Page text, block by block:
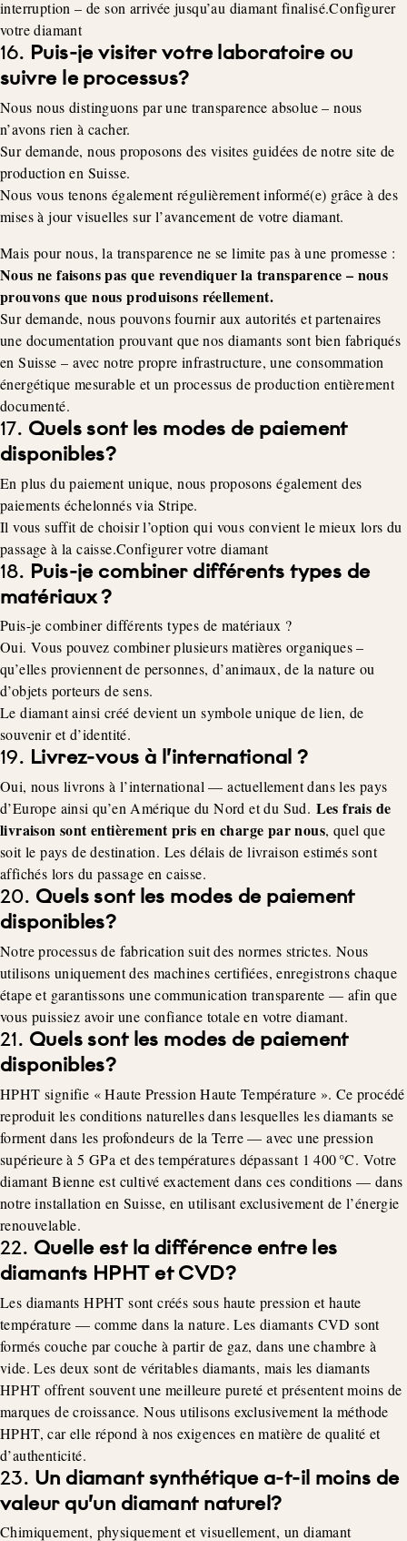
interruption – de son arrivée jusqu’au diamant finalisé.Configurer
votre diamant
16. Puis-je visiter votre laboratoire ou
suivre le processus?
Nous nous distinguons par une transparence absolue – nous
n’avons rien à cacher.
Sur demande, nous proposons des visites guidées de notre site de
production en Suisse.
Nous vous tenons également régulièrement informé(e) grâce à des
mises à jour visuelles sur l’avancement de votre diamant.
Mais pour nous, la transparence ne se limite pas à une promesse :
Nous ne faisons pas que revendiquer la transparence – nous
prouvons que nous produisons réellement.
Sur demande, nous pouvons fournir aux autorités et partenaires
une documentation prouvant que nos diamants sont bien fabriqués
en Suisse – avec notre propre infrastructure, une consommation
énergétique mesurable et un processus de production entièrement
documenté.
17. Quels sont les modes de paiement
disponibles?
En plus du paiement unique, nous proposons également des
paiements échelonnés via Stripe.
Il vous suffit de choisir l’option qui vous convient le mieux lors du
passage à la caisse.Configurer votre diamant
18. Puis-je combiner différents types de
matériaux ?
Puis-je combiner différents types de matériaux ?
Oui. Vous pouvez combiner plusieurs matières organiques –
qu’elles proviennent de personnes, d’animaux, de la nature ou
d’objets porteurs de sens.
Le diamant ainsi créé devient un symbole unique de lien, de
souvenir et d’identité.
19. Livrez-vous à l’international ?
Oui, nous livrons à l’international — actuellement dans les pays
d’Europe ainsi qu’en Amérique du Nord et du Sud. Les frais de
livraison sont entièrement pris en charge par nous, quel que
soit le pays de destination. Les délais de livraison estimés sont
affichés lors du passage en caisse.
20. Quels sont les modes de paiement
disponibles?
Notre processus de fabrication suit des normes strictes. Nous
utilisons uniquement des machines certifiées, enregistrons chaque
étape et garantissons une communication transparente — afin que
vous puissiez avoir une confiance totale en votre diamant.
21. Quels sont les modes de paiement
disponibles?
HPHT signifie « Haute Pression Haute Température ». Ce procédé
reproduit les conditions naturelles dans lesquelles les diamants se
forment dans les profondeurs de la Terre — avec une pression
supérieure à 5 GPa et des températures dépassant 1 400 °C. Votre
diamant Bienne est cultivé exactement dans ces conditions — dans
notre installation en Suisse, en utilisant exclusivement de l’énergie
renouvelable.
22. Quelle est la différence entre les
diamants HPHT et CVD?
Les diamants HPHT sont créés sous haute pression et haute
température — comme dans la nature. Les diamants CVD sont
formés couche par couche à partir de gaz, dans une chambre à
vide. Les deux sont de véritables diamants, mais les diamants
HPHT offrent souvent une meilleure pureté et présentent moins de
marques de croissance. Nous utilisons exclusivement la méthode
HPHT, car elle répond à nos exigences en matière de qualité et
d’authenticité.
23. Un diamant synthétique a-t-il moins de
valeur qu’un diamant naturel?
Chimiquement, physiquement et visuellement, un diamant